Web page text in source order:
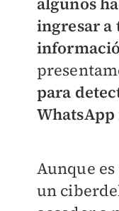
ingresar a
para
Aunque
un